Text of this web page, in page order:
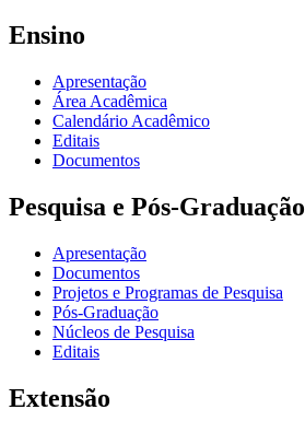
Ensino
Apresentação
Área Acadêmica
Calendário Acadêmico
Editais
Documentos
Pesquisa e Pós-Graduação
Apresentação
Documentos
Projetos e Programas de Pesquisa
Pós-Graduação
Núcleos de Pesquisa
Editais
Extensão